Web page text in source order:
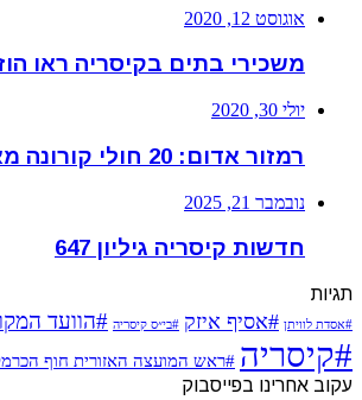
אוגוסט 12, 2020
משכירי בתים בקיסריה ראו
יולי 30, 2020
רמזור אדום: 20 חולי קורונה מאומתים בקיסריה
נובמבר 21, 2025
חדשות קיסריה גיליון 647
תגיות
#אסדת לוויתן #אסיף איזק #בי״ס קיסריה #הוועד
#קיסריה #ראש המועצה האזורית חוף
עקוב אחרינו בפייסבוק